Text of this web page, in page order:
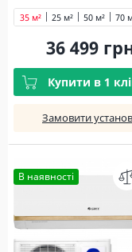
25 м²
35 м² 50 м² 70
36 499
Купити в 1
Замовити
В наявності